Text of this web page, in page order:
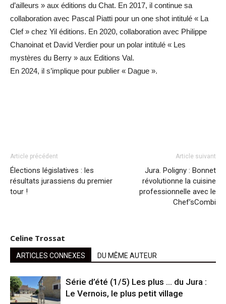
d’ailleurs » aux éditions du Chat. En 2017, il continue sa
collaboration avec Pascal Piatti pour un one shot intitulé « La
Clef » chez Yil éditions. En 2020, collaboration avec Philippe
Chanoinat et David Verdier pour un polar intitulé « Les
mystères du Berry » aux Editions Val.
En 2024, il s’implique pour publier « Dague ».
Article précédent
Élections législatives : les
résultats jurassiens du premier
tour !
Article suivant
Jura. Poligny : Bonnet
révolutionne la cuisine
professionnelle avec le
Chef’sCombi
Celine Trossat
ARTICLES CONNEXES DU MÊME AUTEUR
Série d’été (1/5) Les plus … du Jura :
Le Vernois, le plus petit village